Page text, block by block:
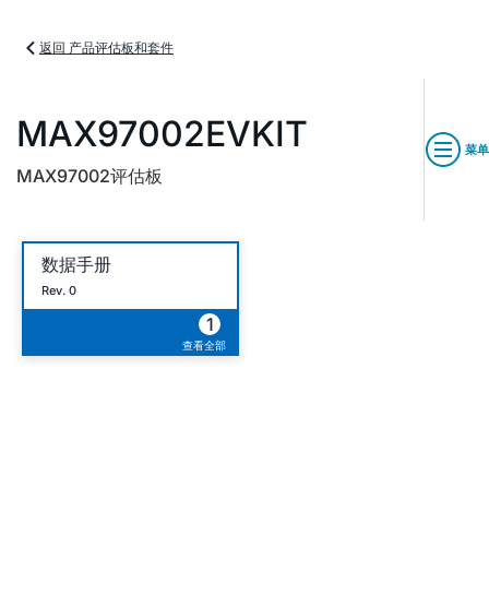
返回 产品评估板和套件
MAX97002EVKIT
MAX97002评估板
菜单
数据手册
Rev. 0
1
查看全部